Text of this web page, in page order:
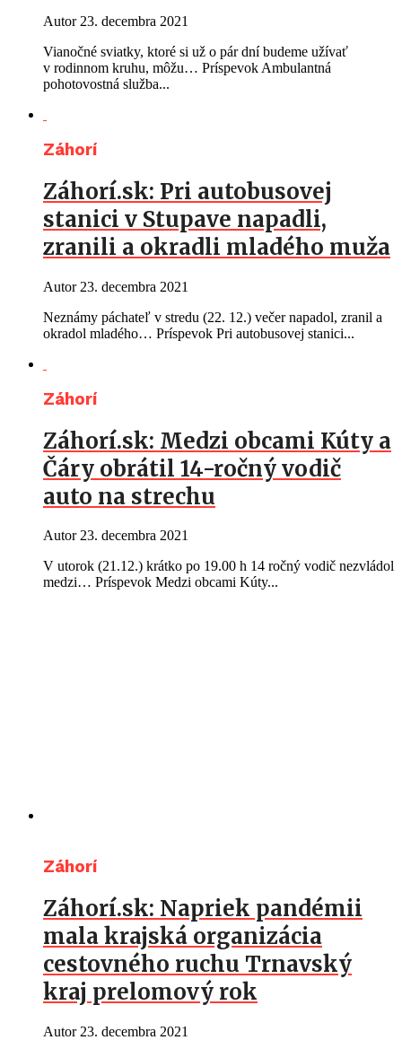
Autor 23. decembra 2021
Vianočné sviatky, ktoré si už o pár dní budeme užívať
v rodinnom kruhu, môžu… Príspevok Ambulantná
pohotovostná služba...
Záhorí
Záhorí.sk: Pri autobusovej
stanici v Stupave napadli,
zranili a okradli mladého muža
Autor 23. decembra 2021
Neznámy páchateľ v stredu (22. 12.) večer napadol, zranil a
okradol mladého… Príspevok Pri autobusovej stanici...
Záhorí
Záhorí.sk: Medzi obcami Kúty a
Čáry obrátil 14-ročný vodič
auto na strechu
Autor23. decembra 2021
V utorok (21.12.) krátko po 19.00 h 14 ročný vodič nezvládol
medzi… Príspevok Medzi obcami Kúty...
Záhorí
Záhorí.sk: Napriek pandémii
mala krajská organizácia
cestovného ruchu Trnavský
kraj prelomový rok
Autor 23. decembra 2021